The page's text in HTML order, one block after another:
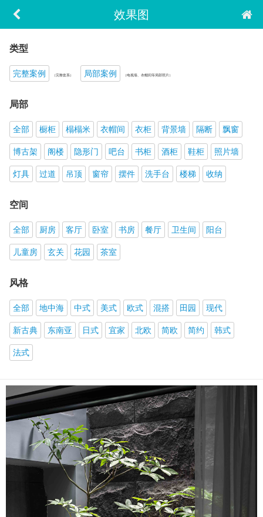
效果图
类型
完整案例 （完整套系） 局部案例 （电视墙、衣帽间等局部照片）
局部
全部 橱柜 榻榻米 衣帽间 衣柜 背景墙 隔断
飘窗
博古架
阁楼 隐形门 吧台 书柜 酒柜 鞋柜
照片墙
灯具
过道 吊顶 窗帘 摆件 洗手台 楼梯 收纳
空间
全部 厨房 客厅 卧室 书房 餐厅 卫生间
阳台
儿童房
玄关 花园 茶室
风格
全部 地中海 中式 美式 欧式 混搭 田园
现代
新古典
东南亚 日式 宜家 北欧 简欧 简约
韩式
法式